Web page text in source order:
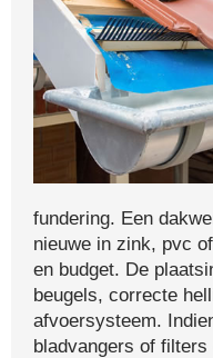
fundering. Een
nieuwe in zink, pvc
en budget. De
beugels, correcte
afvoersysteem.
bladvangers of